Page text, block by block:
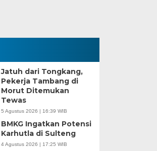
Jatuh dari Tongkang,
Pekerja Tambang di
Morut Ditemukan
Tewas
5 Agustus 2026 | 16:39 WIB
BMKG Ingatkan Potensi
Karhutla di Sulteng
4 Agustus 2026 | 17:25 WIB